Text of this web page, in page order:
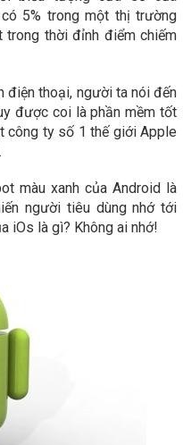
5% trong một thị trường
trong thời đỉnh điểm chiếm
điện thoại, người ta nói đến
được coi là phần mềm tốt
công ty số 1 thế giới Apple
màu xanh của Android là
người tiêu dùng nhớ tới
iOs là gì? Không ai nhớ!